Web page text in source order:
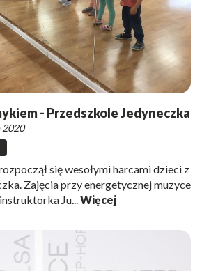
- Przedszkole Jedyneczka
2020
się wesołymi harcami dzieci z
Zajęcia przy energetycznej muzyce
Ju...Więcej